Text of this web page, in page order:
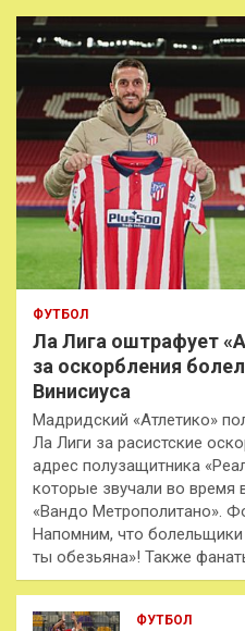
к
ФУТБОЛ
Ла Лига оштрафует
за оскорбления
Винисиуса
Мадридский «Атлетико»
Ла Лиги за расистские
адрес полузащитника
которые звучали во время
«Вандо Метрополитано».
Напомним, что болельщики
ты обезьяна»! Также
ФУТБОЛ